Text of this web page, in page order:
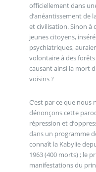
officiellement dans
d’anéantissement de
et civilisation. Sinon à
jeunes citoyens,
psychiatriques,
volontaire à des
causant ainsi la mort de
voisins ?
C’est par ce que
dénonçons cette
répression et
dans un programme
connaît la Kabylie
1963 (400 morts) ; le
manifestations du